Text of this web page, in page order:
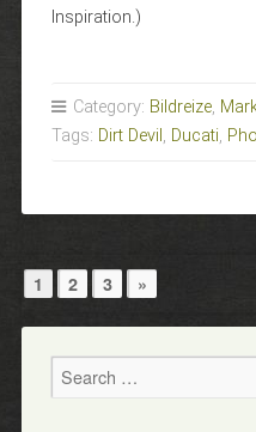
Inspiration.)
Category: Bildreize,
Tags: Dirt Devil , Ducati,
der
Beiträge
1 2 3
Next
»